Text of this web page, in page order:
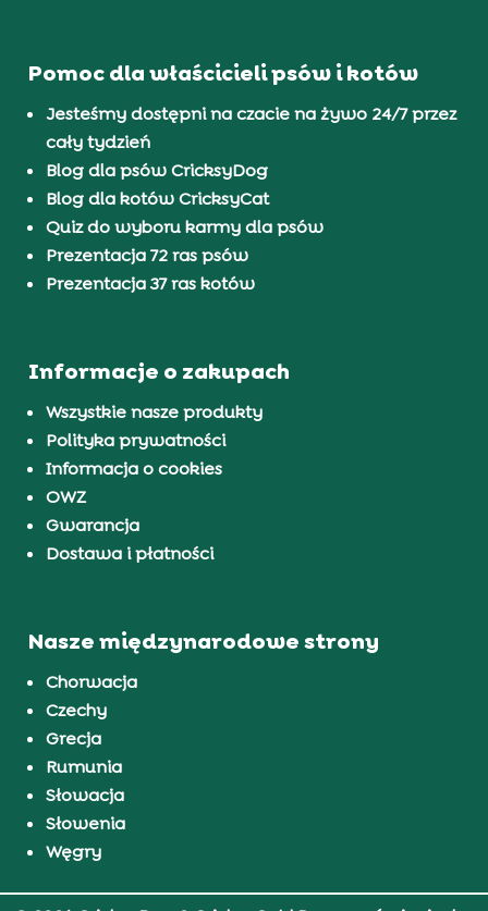
Pomoc dla właścicieli psów i kotów
Jesteśmy dostępni na czacie na żywo 24/7 przez
cały tydzień
Blog dla psów CricksyDog
Blog dla kotów CricksyCat
Quiz do wyboru karmy dla psów
Prezentacja 72 ras psów
Prezentacja 37 ras kotów
Informacje o zakupach
Wszystkie nasze produkty
Polityka prywatności
Informacja o cookies
OWZ
Gwarancja
Dostawa i płatności
Nasze międzynarodowe strony
Chorwacja
Czechy
Grecja
Rumunia
Słowacja
Słowenia
Węgry